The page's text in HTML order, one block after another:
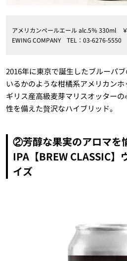
アメリカンペールエール alc.5％ 330ml
EWING COMPANY TEL：03-6276-5550
2016年に東京で誕生したブルーパ
いるかのような柑橘系アメリカン
ギリス産高級麦芽マリスオッター
性を備えた贅沢なハイブリッド。
②芳醇な果実のアロマを
IPA【BREW CLASSIC】
イズ